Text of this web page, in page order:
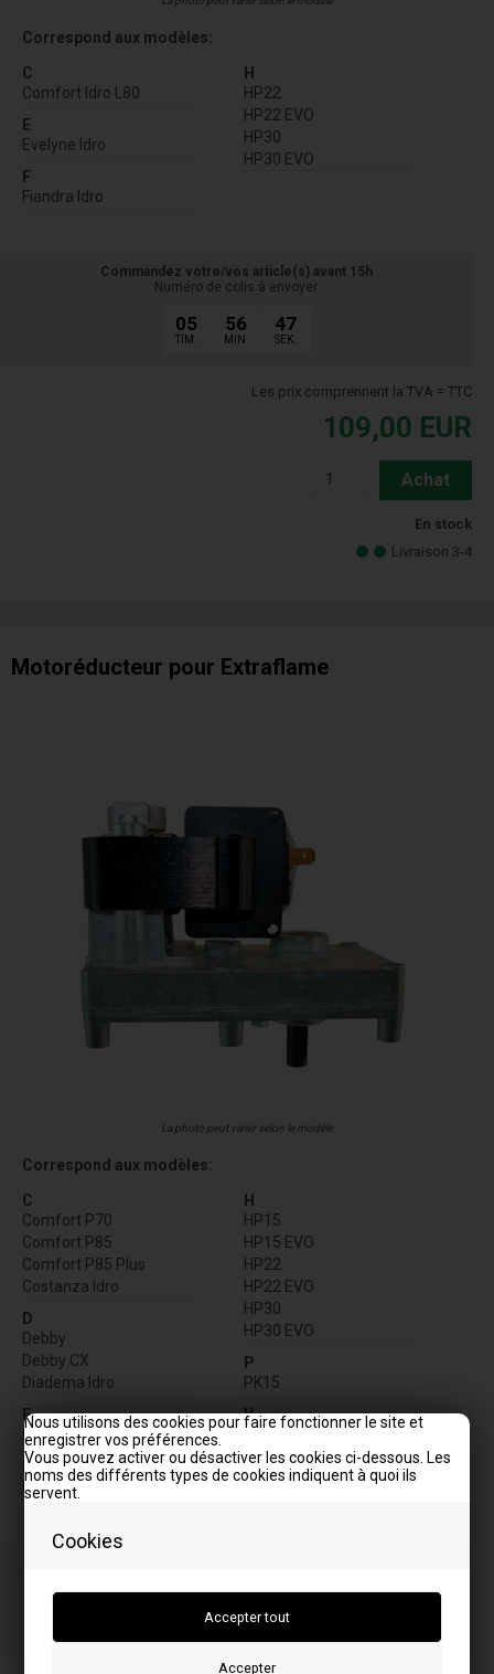
Cookies
Nous utilisons des cookies pour faire fonctionner le site et
enregistrer vos préférences.
Vous pouvez activer ou désactiver les cookies ci-dessous. Les
noms des différents types de cookies indiquent à quoi ils
servent.
Correspond aux modèles:
C
Comfort Idro L80
E
Evelyne Idro
F
Fiandra Idro
H
HP22
HP22 EVO
HP30
HP30 EVO
Commandez votre/vos article(s) avant 15h
Numéro de colis à envoyer
05
TIM.
56
MIN.
46
SEK.
Les prix comprennent la TVA = TTC
109,00 EUR
Achat
En stock
Livraison 3-4
Motoréducteur pour Extraflame
La photo peut varier selon le modèle
Correspond aux modèles:
C
Comfort P70
Comfort P85
Comfort P85 Plus
Costanza Idro
D
Debby
Debby CX
Diadema Idro
E
Evelyne Idro
F
Fiandra Idro
H
HP15
HP15 EVO
HP22
HP22 EVO
HP30
HP30 EVO
P
PK15
V
56 46